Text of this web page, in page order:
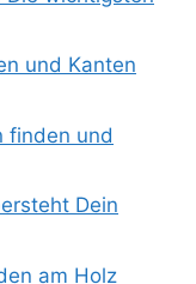
und Kanten
finden und
Dein
am Holz